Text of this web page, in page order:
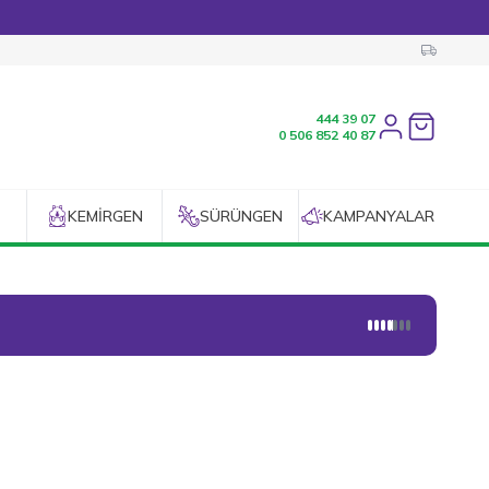
444 39 07
0 506 852 40 87
Favorilerim
KEMIRGEN SÜRÜNGEN KAMPANYALAR